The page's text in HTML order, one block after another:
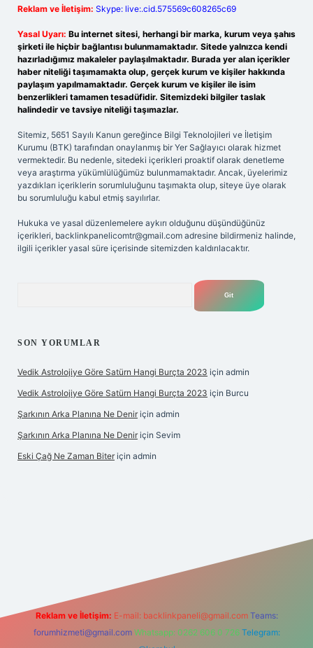
Reklam ve İletişim: Skype: live:.cid.575569c608265c69
Yasal Uyarı: Bu internet sitesi, herhangi bir marka, kurum veya şahıs
şirketi ile hiçbir bağlantısı bulunmamaktadır. Sitede yalnızca kendi
hazırladığımız makaleler paylaşılmaktadır. Burada yer alan içerikler
haber niteliği taşımamakta olup, gerçek kurum ve kişiler hakkında
paylaşım yapılmamaktadır. Gerçek kurum ve kişiler ile isim
benzerlikleri tamamen tesadüfidir. Sitemizdeki bilgiler taslak
halindedir ve tavsiye niteliği taşımazlar.
Sitemiz, 5651 Sayılı Kanun gereğince Bilgi Teknolojileri ve İletişim
Kurumu (BTK) tarafından onaylanmış bir Yer Sağlayıcı olarak hizmet
vermektedir. Bu nedenle, sitedeki içerikleri proaktif olarak denetleme
veya araştırma yükümlülüğümüz bulunmamaktadır. Ancak, üyelerimiz
yazdıkları içeriklerin sorumluluğunu taşımakta olup, siteye üye olarak
bu sorumluluğu kabul etmiş sayılırlar.
Hukuka ve yasal düzenlemelere aykırı olduğunu düşündüğünüz
içerikleri, backlinkpanelicomtr@gmail.com adresine bildirmeniz halinde,
ilgili içerikler yasal süre içerisinde sitemizden kaldırılacaktır.
SON YORUMLAR
Vedik Astrolojiye Göre Satürn Hangi Burçta 2023 için admin
Vedik Astrolojiye Göre Satürn Hangi Burçta 2023 için Burcu
Şarkının Arka Planına Ne Denir için admin
Şarkının Arka Planına Ne Denir için Sevim
Eski Çağ Ne Zaman Biter için admin
Reklam ve İletişim: E-mail: backlinkpaneli@gmail.com Teams:
forumhizmeti@gmail.com Whatsapp: 0262 606 0 726 Telegram: